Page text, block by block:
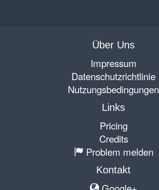
Über Uns
Impressum
Datenschutzrichtlinie
Nutzungsbedingungen
Links
Pricing
Credits
Problem melden
Kontakt